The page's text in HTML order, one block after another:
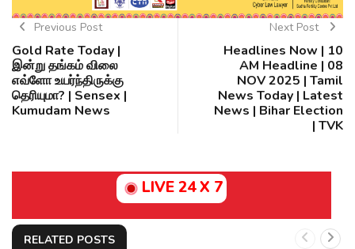
Previous Post
Gold Rate Today |
இன்று தங்கம் விலை
எவ்ளோ உயர்ந்திருக்கு
தெரியுமா? | Sensex |
Kumudam News
Next Post
Headlines Now | 10
AM Headline | 08
NOV 2025 | Tamil
News Today | Latest
News | Bihar Election
| TVK
LIVE 24 X 7
RELATED POSTS